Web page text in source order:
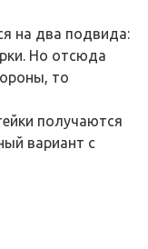
на два подвида:
Но отсюда
то
получаются
вариант с